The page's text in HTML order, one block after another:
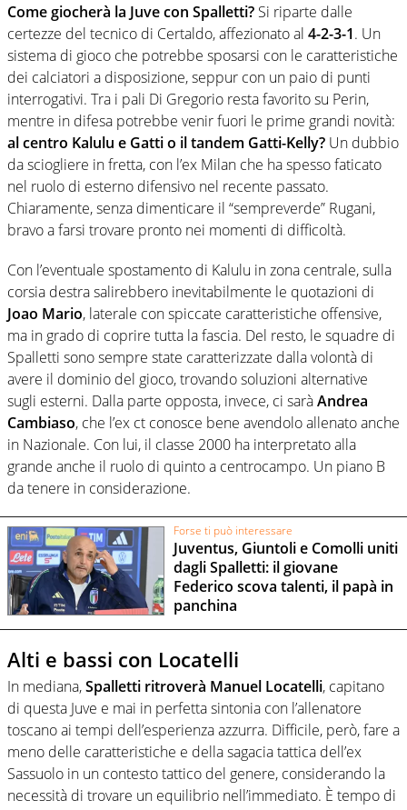
Come giocherà la Juve con Spalletti? Si riparte dalle
certezze del tecnico di Certaldo, affezionato al 4-2-3-1. Un
sistema di gioco che potrebbe sposarsi con le caratteristiche
dei calciatori a disposizione, seppur con un paio di punti
interrogativi. Tra i pali Di Gregorio resta favorito su Perin,
mentre in difesa potrebbe venir fuori le prime grandi novità:
al centro Kalulu e Gatti o il tandem Gatti-Kelly? Un dubbio
da sciogliere in fretta, con l’ex Milan che ha spesso faticato
nel ruolo di esterno difensivo nel recente passato.
Chiaramente, senza dimenticare il “sempreverde” Rugani,
bravo a farsi trovare pronto nei momenti di difficoltà.
Con l’eventuale spostamento di Kalulu in zona centrale, sulla
corsia destra salirebbero inevitabilmente le quotazioni di
Joao Mario, laterale con spiccate caratteristiche offensive,
ma in grado di coprire tutta la fascia. Del resto, le squadre di
Spalletti sono sempre state caratterizzate dalla volontà di
avere il dominio del gioco, trovando soluzioni alternative
sugli esterni. Dalla parte opposta, invece, ci saràAndrea
Cambiaso, che l’ex ct conosce bene avendolo allenato anche
in Nazionale. Con lui, il classe 2000 ha interpretato alla
grande anche il ruolo di quinto a centrocampo. Un piano B
da tenere in considerazione.
Forse ti può interessare
Juventus, Giuntoli e Comolli uniti
dagli Spalletti: il giovane
Federico scova talenti, il papà in
panchina
Alti e bassi con Locatelli
In mediana,Spalletti ritroverà Manuel Locatelli, capitano
di questa Juve e mai in perfetta sintonia con l’allenatore
toscano ai tempi dell’esperienza azzurra. Difficile, però, fare a
meno delle caratteristiche e della sagacia tattica dell’ex
Sassuolo in un contesto tattico del genere, considerando la
necessità di trovare un equilibrio nell’immediato. È tempo di